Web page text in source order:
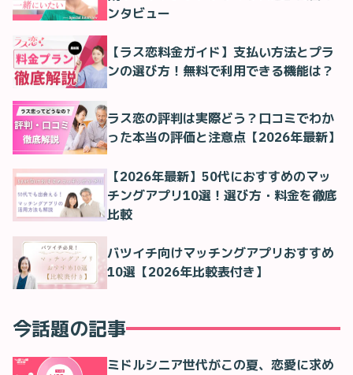
ンタビュー
【ラス恋料金ガイド】支払い方法とプラ
ンの選び方！無料で利用できる機能は？
ラス恋の評判は実際どう？口コミでわか
った本当の評価と注意点【2026年最新】
【2026年最新】50代におすすめのマッ
チングアプリ10選！選び方・料金を徹底
比較
バツイチ向けマッチングアプリおすすめ
10選【2026年比較表付き】
今話題の記事
ミドルシニア世代がこの夏、恋愛に求め